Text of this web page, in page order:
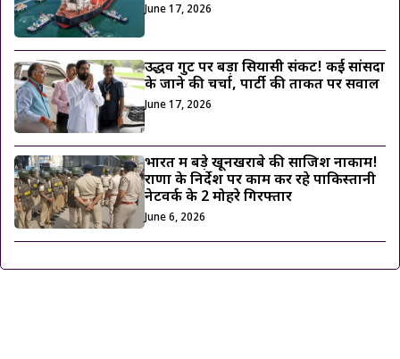
June 17, 2026
उद्धव गुट पर बड़ा सियासी संकट! कई सांसदों
के जाने की चर्चा, पार्टी की ताकत पर सवाल
June 17, 2026
भारत में बड़े खूनखराबे की साजिश नाकाम!
राणा के निर्देश पर काम कर रहे पाकिस्तानी
नेटवर्क के 2 मोहरे गिरफ्तार
June 6, 2026